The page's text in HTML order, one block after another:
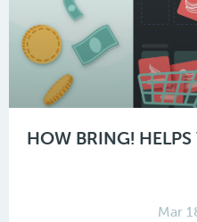
HOW BRING!
Mar